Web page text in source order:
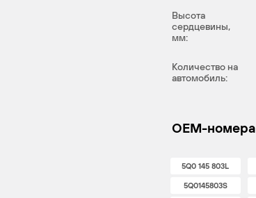
Высота
сердцевины,
мм:
Количество на
автомобиль:
OEM-номера
5Q0 145 803L
5Q0145803S